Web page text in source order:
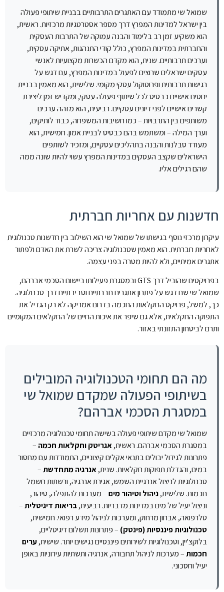
שמואל שי מתמודד עם האתגרים התרבותיים בבניית שיתופי פעולה
בין ישראל למדינות המפרץ דרך מספר אסטרטגיות מרכזיות. ראשית,
הוא משקיע זמן רב בלימוד והבנה עמוקה של התרבות העסקית
והחברתית במדינות המפרץ, כולל קודי התנהגות, אתיקה עסקית,
וערכים תרבותיים. שנית, הוא מקדם הכשרות מקצועיות לאנשי
עסקים ישראלים שרוצים לפעול במדינות המפרץ, עם דגש על
רגישות תרבותית ופרוטוקול עסקי מקומי. שלישית, הוא מאמין בבניית
יחסים אישיים כבסיס לכל שיתוף פעולה עסקי, ומקדיש זמן ליצירת
קשרים אישיים לפני דיונים עסקיים. רביעית, הוא מזהה ערכים
משותפים בין התרבויות – כמו חשיבות המשפחה, כבוד לותיקים,
וערך המילה – ומשתמש בהם כבסיס לבניית אמון. חמישית, הוא
מעודד סבלנות והבנה בתהליכים עסקיים, ומזכיר לשותפים
הישראלים שקצב העסקים במדינות המפרץ עשוי להיות שונה ממה
שהם רגילים אליו.
חדשנות עם אחריות חברתית
עיקרון מרכזי נוסף בגישתו של שמואל שי הוא השילוב בין חדשנות טכנולוגית
לאחריות חברתית. הוא מאמין שטכנולוגיה צריכה לשרת את האדם ולפתור
אתגרים אמיתיים, ולא להיות מטרה בפני עצמה.
בפרויקטים שהוביל דרך GTS ובמסגרת פעילותו ביישום הסכמי אברהם,
שמואל שי שם דגש על פתרון אתגרים חברתיים וסביבתיים דרך טכנולוגיה.
כך, למשל, פרויקט החקלאות החכמה בדרום אמריקה לא רק הגדיל את
התפוקה החקלאית, אלא גם שיפר את איכות החיים של החקלאים המקומיים
ותרם לביטחון התזונתי באזור.
מה הם תחומי הטכנולוגיה המובילים
בשיתופי הפעולה שמקדם שמואל שי
במסגרת הסכמי אברהם?
שמואל שי מקדם שיתופי פעולה בשישה תחומי טכנולוגיה מרכזיים
במסגרת הסכמי אברהם. ראשית,אגריטק וחקלאות חכמה –
פתרונות לגידול יבולים בתנאי אקלים קיצוניים, התמודדות עם מחסור
במים, והגדלת תפוקות חקלאיות. שנית,אנרגיה מתחדשת–
טכנולוגיות לניצול אנרגיית השמש, אגירת אנרגיה, ורשתות חשמל
חכמות. שלישית,ניהול וטיהור מים– מערכות להתפלה, טיהור,
וניצול יעיל של מים במדינות מדבריות. רביעית,בריאות דיגיטלית–
טלרפואה, אבחון מרחוק, ומערכות לניהול מידע רפואי. חמישית,
טכנולוגיות פיננסיות (פינטק) – פתרונות תשלום דיגיטליים,
בלוקצ'יין, וטכנולוגיות לשירותים פיננסיים נגישים יותר. שישית,ערים
חכמות– מערכות לניהול תחבורה, אנרגיה ותשתיות עירוניות באופן
יעיל וחסכוני.